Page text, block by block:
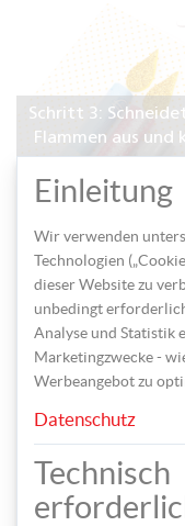
Schritt 3:
Flammen aus und
Gestaltet zum
Lust und
Einleitung
Wir verwenden
Technologien
dieser Website zu
unbedingt
Analyse und Statistik
Marketingzwecke -
Werbeangebot zu
Datenschutz
Technisch